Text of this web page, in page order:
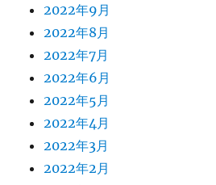
2022年9月
2022年8月
2022年7月
2022年6月
2022年5月
2022年4月
2022年3月
2022年2月